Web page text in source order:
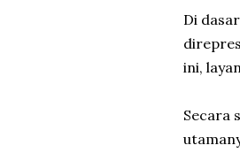
Di
ini,
Secara